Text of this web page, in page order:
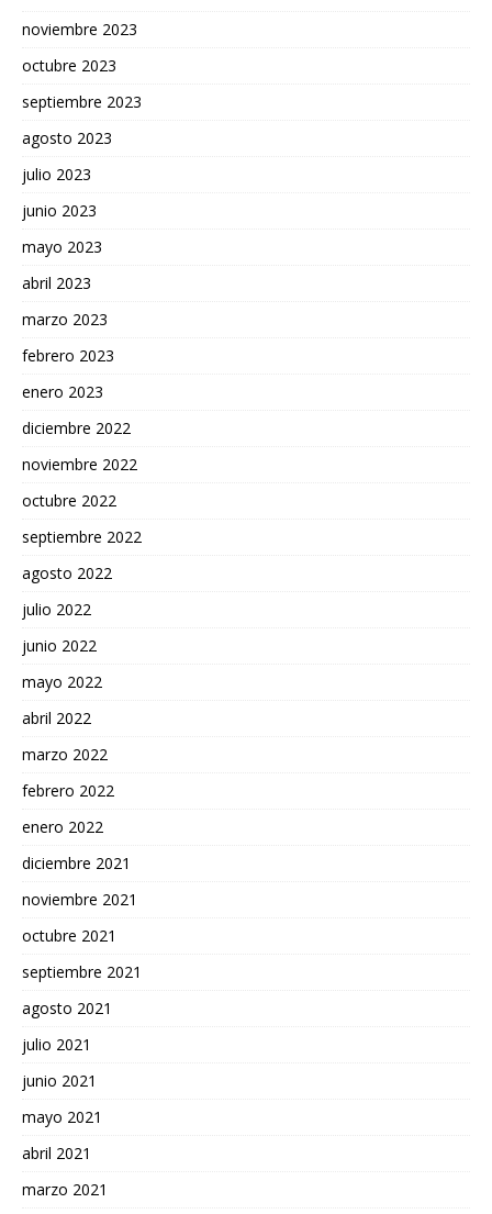
noviembre 2023
octubre 2023
septiembre 2023
agosto 2023
julio 2023
junio 2023
mayo 2023
abril 2023
marzo 2023
febrero 2023
enero 2023
diciembre 2022
noviembre 2022
octubre 2022
septiembre 2022
agosto 2022
julio 2022
junio 2022
mayo 2022
abril 2022
marzo 2022
febrero 2022
enero 2022
diciembre 2021
noviembre 2021
octubre 2021
septiembre 2021
agosto 2021
julio 2021
junio 2021
mayo 2021
abril 2021
marzo 2021